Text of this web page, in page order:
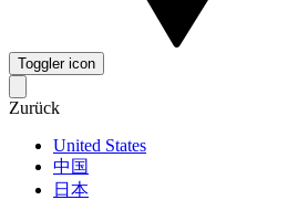
Toggler icon
Zurück
United States
中国
日本